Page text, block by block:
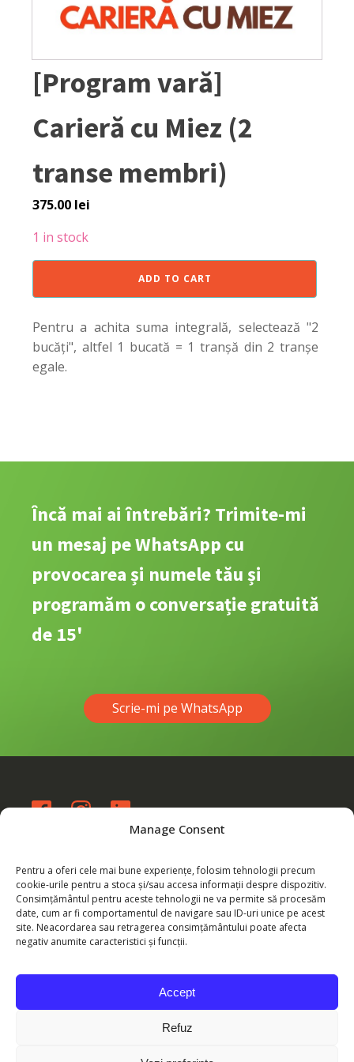
Manage Consent
Pentru a oferi cele mai bune experiențe, folosim tehnologii precum
cookie-urile pentru a stoca și/sau accesa informații despre dispozitiv.
Consimțământul pentru aceste tehnologii ne va permite să procesăm
date, cum ar fi comportamentul de navigare sau ID-uri unice pe acest
site. Neacordarea sau retragerea consimțământului poate afecta
negativ anumite caracteristici și funcții.
Accept
Refuz
[Program vară]
Carieră cu Miez (2
transe membri)
375.00 lei
1 in stock
Miez
(2
transe
membri)
ADD TO CART
Pentru a achita suma integrală, selectează "2
bucăți", altfel 1 bucată = 1 tranșă din 2 tranșe
egale.
Încă mai ai întrebări? Trimite-mi
un mesaj pe WhatsApp cu
provocarea și numele tău și
programăm o conversație gratuită
de 15'
Scrie-mi pe WhatsApp
eu@byarmina.com
WhatsApp: 0760 137 488
Plătește online
Echipa ByArmina - SC CRB